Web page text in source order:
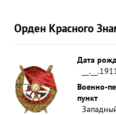
Орден Красного
Дата
Военно-
пункт